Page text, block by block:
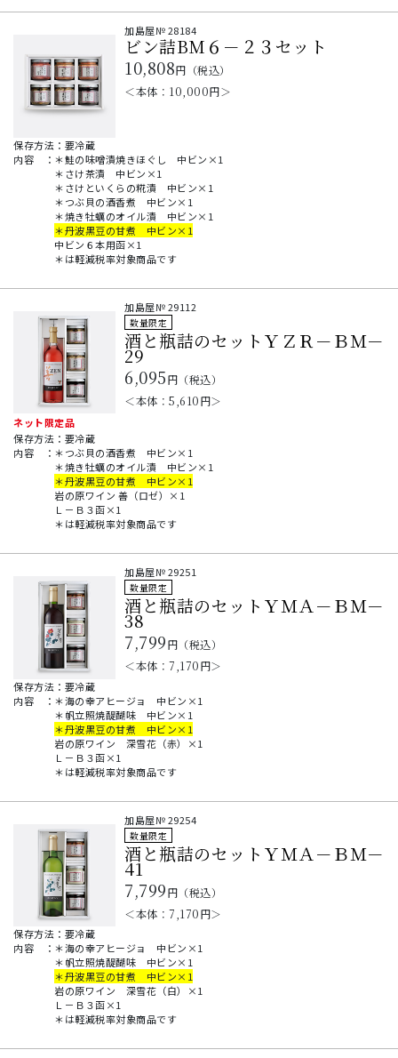
加島屋№28184
ビン詰BM６－２３セット
10,808円（税込）
＜本体： 10,000円＞
保存方法：要冷蔵
内容 ： ＊鮭の味噌漬焼きほぐし 中ビン×1
＊さけ茶漬 中ビン×1
＊さけといくらの糀漬 中ビン×1
＊つぶ貝の酒香煮 中ビン×1
＊焼き牡蠣のオイル漬 中ビン×1
＊丹波黒豆の甘煮 中ビン×1
中ビン６本用函×1
＊は軽減税率対象商品です
加島屋№29112
数量限定
酒と瓶詰のセットＹＺＲ－ＢＭ－
29
6,095円（税込）
＜本体：5,610円＞
ネット限定品
保存方法：要冷蔵
内容 ： ＊つぶ貝の酒香煮 中ビン×1
＊焼き牡蠣のオイル漬 中ビン×1
＊丹波黒豆の甘煮 中ビン×1
岩の原ワイン 善（ロゼ）×1
Ｌ－Ｂ３函×1
＊は軽減税率対象商品です
加島屋№29251
数量限定
酒と瓶詰のセットＹＭＡ－ＢＭ－
38
7,799円（税込）
＜本体：7,170円＞
保存方法：要冷蔵
内容 ： ＊海の幸アヒージョ 中ビン×1
＊帆立照焼醍醐味 中ビン×1
＊丹波黒豆の甘煮 中ビン×1
岩の原ワイン 深雪花（赤）×1
Ｌ－Ｂ３函×1
＊は軽減税率対象商品です
加島屋№29254
数量限定
酒と瓶詰のセットＹＭＡ－ＢＭ－
41
7,799円（税込）
＜本体：7,170円＞
保存方法：要冷蔵
内容 ： ＊海の幸アヒージョ 中ビン×1
＊帆立照焼醍醐味 中ビン×1
＊丹波黒豆の甘煮 中ビン×1
岩の原ワイン 深雪花（白）×1
Ｌ－Ｂ３函×1
＊は軽減税率対象商品です